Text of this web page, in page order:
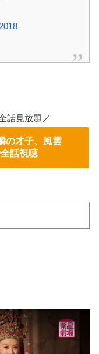
話見放題／
の才子、風雲
話視聴